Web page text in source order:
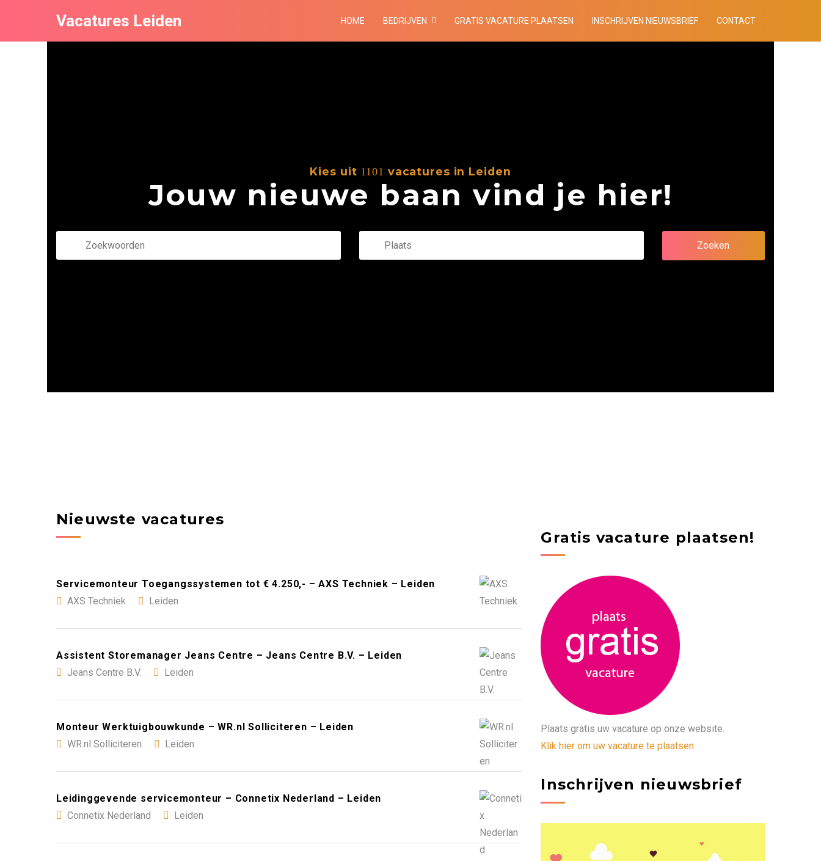
Vacatures Leiden HOME BEDRIJVEN GRATIS VACATURE PLAATSEN INSCHRIJVEN NIEUWSBRIEF CONTACT
Kies uit 1101 vacatures in Leiden
Jouw nieuwe baan vind je hier!
Nieuwste vacatures
Servicemonteur Toegangssystemen tot € 4.250,- – AXS Techniek – Leiden
AXS Techniek
Leiden
Assistent Storemanager Jeans Centre – Jeans Centre B.V. – Leiden
Jeans Centre B.V.
Leiden
Monteur Werktuigbouwkunde – WR.nl Solliciteren – Leiden
WR.nl Solliciteren
Leiden
Leidinggevende servicemonteur – Connetix Nederland – Leiden
Connetix Nederland
Leiden
Gratis vacature plaatsen!
Plaats gratis uw vacature op onze website.
Klik hier om uw vacature te plaatsen
Inschrijven nieuwsbrief